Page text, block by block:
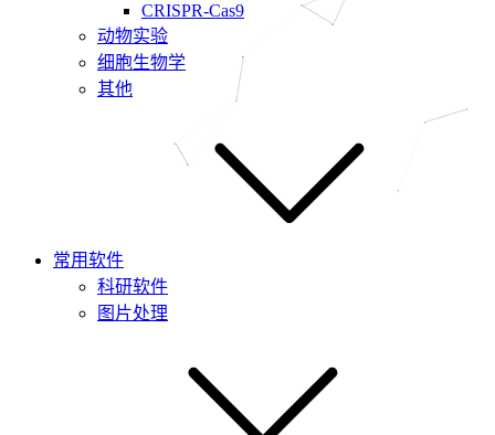
CRISPR-Cas9
动物实验
细胞生物学
其他
常用软件
科研软件
图片处理